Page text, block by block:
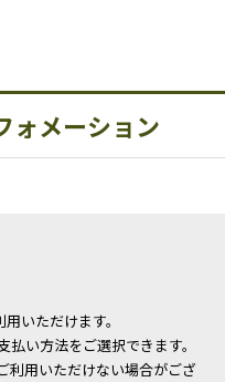
ォメーション
いただけます。
い方法をご選択できます。
利用いただけない場合がござ